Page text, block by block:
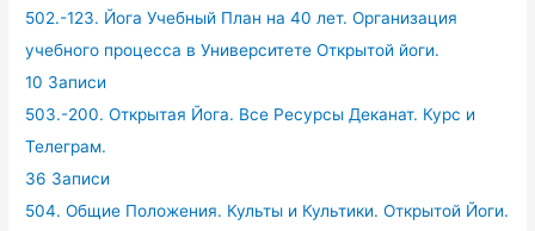
502.-123. Йога Учебный План на 40 лет. Организация
учебного процесса в Университете Открытой йоги.
10 Записи
503.-200. Открытая Йога. Все Ресурсы Деканат. Курс и
Телеграм.
36 Записи
504. Общие Положения. Культы и Культики. Открытой Йоги.